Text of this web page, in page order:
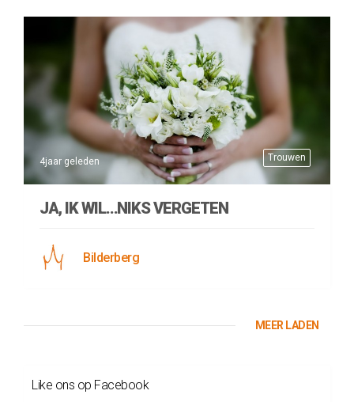
Trouwen
4jaar geleden
JA, IK WIL…NIKS VERGETEN
Bilderberg
MEER LADEN
Like ons op Facebook